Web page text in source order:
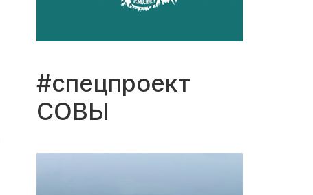
#спецпроект
СОВЫ